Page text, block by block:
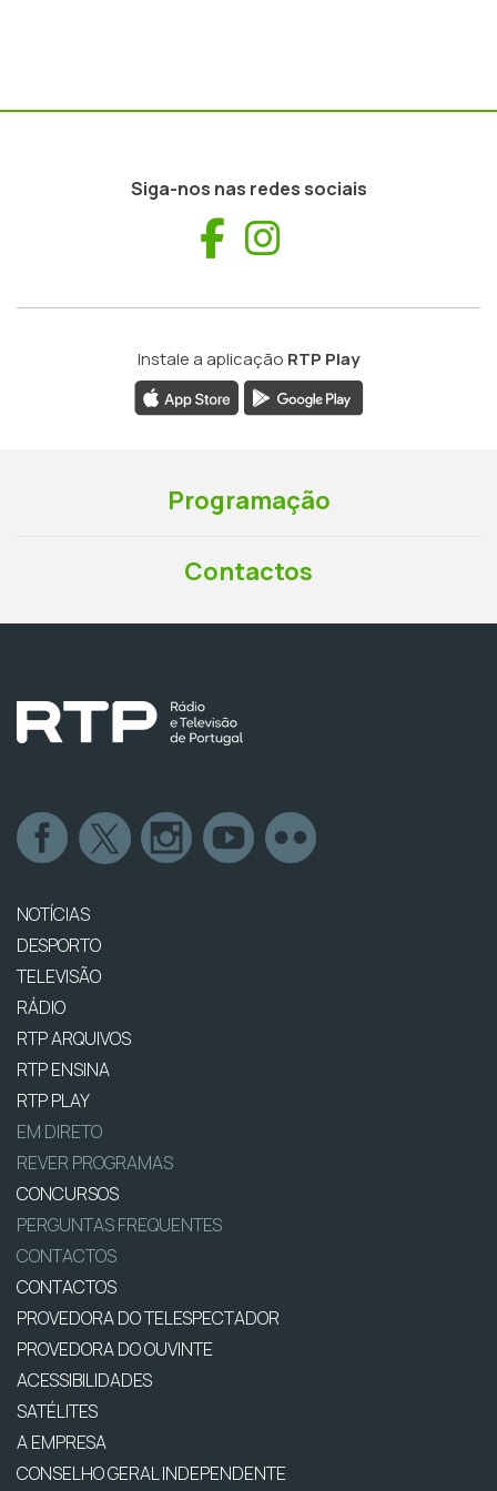
Siga-nos nas redes sociais
Facebook
Instale a aplicação RTP Play
Programação
Contactos
NOTÍCIAS
DESPORTO
TELEVISÃO
RÁDIO
RTP ARQUIVOS
RTP ENSINA
RTP PLAY
EM DIRETO
REVER PROGRAMAS
CONCURSOS
PERGUNTAS FREQUENTES
CONTACTOS
CONTACTOS
PROVEDORA DO TELESPECTADOR
PROVEDORA DO OUVINTE
ACESSIBILIDADES
SATÉLITES
A EMPRESA
CONSELHO GERAL INDEPENDENTE